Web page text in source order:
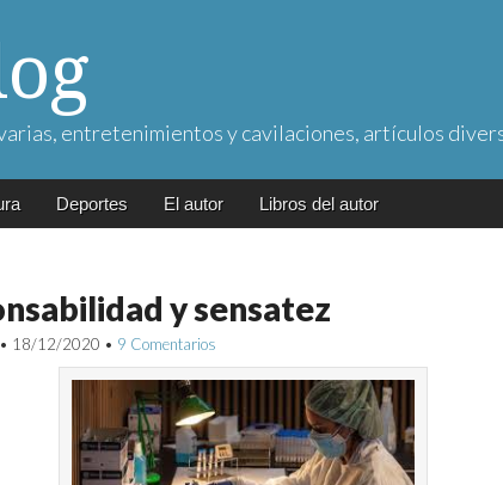
entretenimientos y cavilaciones, artículos
Deportes El autor Libros del autor
y sensatez
• 18/12/2020 • 9 Comentarios